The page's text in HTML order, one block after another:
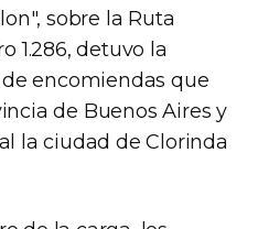
sobre la Ruta
1.286, detuvo la
encomiendas que
de Buenos Aires y
la ciudad de Clorinda